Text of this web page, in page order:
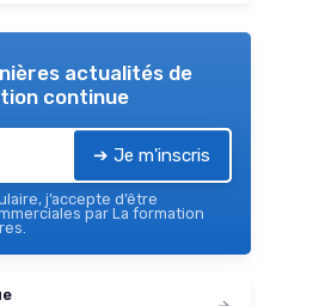
actualités de
continue
➔ Je m'inscris
j’accepte d’être
par La formation